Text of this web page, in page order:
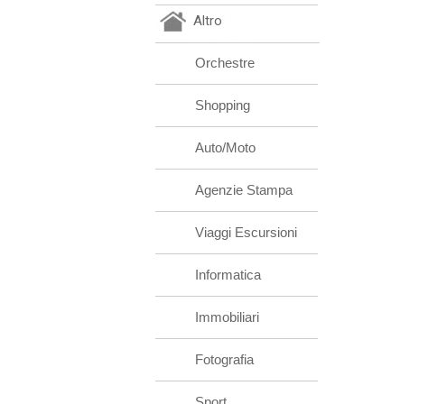
Altro
Orchestre
Shopping
Auto/Moto
Agenzie Stampa
Viaggi Escursioni
Informatica
Immobiliari
Fotografia